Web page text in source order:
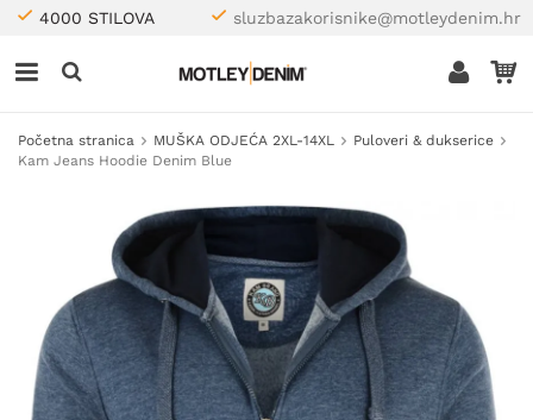
4000 STILOVA sluzbazakorisnike@motleydenim.hr
Početna stranica MUŠKA ODJEĆA 2XL-14XL
Puloveri & dukserice
Kam Jeans Hoodie Denim Blue